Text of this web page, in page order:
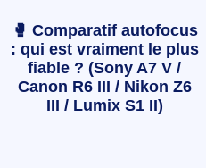
🥊 Comparatif autofocus
: qui est vraiment le plus
fiable ? (Sony A7 V /
Canon R6 III / Nikon Z6
III / Lumix S1 II)